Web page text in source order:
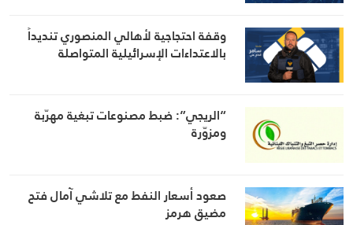
وقفة احتجاجية لأهالي المنصوري تنديداً
بالاعتداءات الإسرائيلية المتواصلة
“الريجي”: ضبط مصنوعات تبغية مهرّبة
ومزوّرة
صعود أسعار النفط مع تلاشي آمال فتح
مضيق هرمز